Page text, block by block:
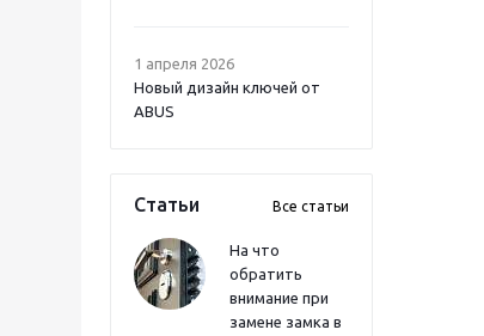
1 апреля 2026
Новый дизайн ключей от
ABUS
Статьи Все статьи
На что
обратить
внимание при
замене замка в